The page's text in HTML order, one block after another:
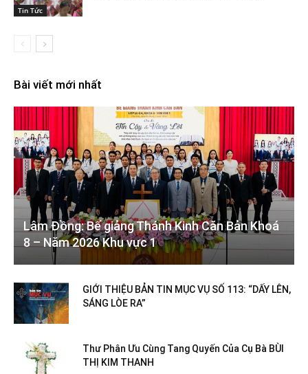
Tin Tức
Bài viết mới nhất
Lâm Đồng: Bế giảng Thánh Kinh Căn Bản Khoá
8 – Năm 2026 Khu vực 1
GIỚI THIỆU BẢN TIN MỤC VỤ SỐ 113: “DẤY LÊN,
SÁNG LÒE RA”
Thư Phân Ưu Cùng Tang Quyến Của Cụ Bà BÙI
THỊ KIM THANH